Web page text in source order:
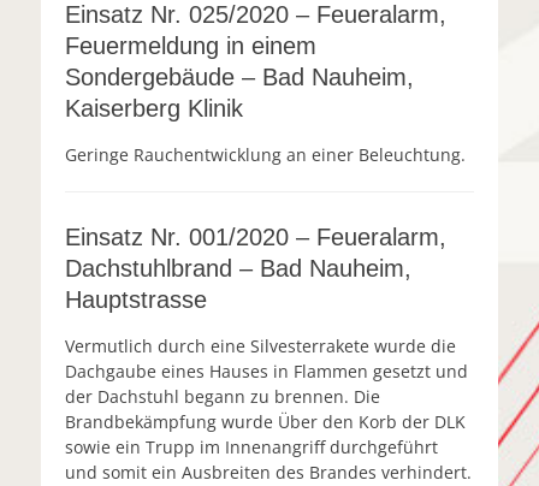
Einsatz Nr. 025/2020 – Feueralarm,
Feuermeldung in einem
Sondergebäude – Bad Nauheim,
Kaiserberg Klinik
Geringe Rauchentwicklung an einer Beleuchtung.
Einsatz Nr. 001/2020 – Feueralarm,
Dachstuhlbrand – Bad Nauheim,
Hauptstrasse
Vermutlich durch eine Silvesterrakete wurde die
Dachgaube eines Hauses in Flammen gesetzt und
der Dachstuhl begann zu brennen. Die
Brandbekämpfung wurde Über den Korb der DLK
sowie ein Trupp im Innenangriff durchgeführt
und somit ein Ausbreiten des Brandes verhindert.